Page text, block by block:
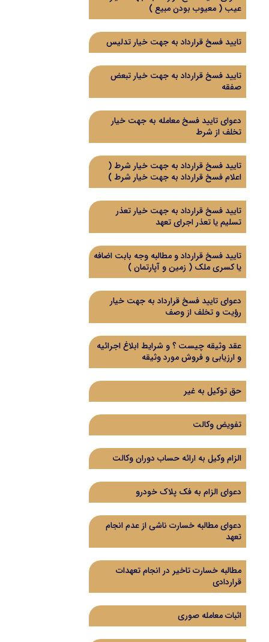
عیب ( معیوب بودن مبیع )
تایید فسخ قرارداد به جهت خیار تدلیس
تایید فسخ قرارداد به جهت خیار تبعض
صفقه
دعوای تایید فسخ معامله به جهت خیار
تخلف از شرط
تایید فسخ قرارداد به جهت خیار شرط (
اعلام فسخ قرارداد به جهت خیار شرط )
تایید فسخ قرارداد به جهت خیار تعذر
تسلیم یا تعذر اجرای تعهد
تایید فسخ قرارداد و مطالبه وجه بابت اضافه
یا کسری ملک ( زمین و آپارتمان )
دعوای تایید فسخ قرارداد به جهت خیار
رؤیت و تخلف از وصف
عقد وثیقه چیست ؟ و شرایط ابلاغ اجرائیه
و ارزیابی و فروش مورد وثیقه
حق توکیل به غیر
تفویض وکالت
الزام وکیل به ارائه حساب دوران وکالت
دعوای الزام به فک پلاک خودرو
دعوای مطالبه خسارت ناشی از عدم انجام
تعهد
مطالبه خسارت تاخیر در انجام تعهدات
قراردادی
اثبات معامله صوری